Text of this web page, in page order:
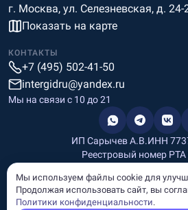
г. Москва, ул. Селезневская, д. 24-
Показать на карте
КОНТАКТЫ
+7 (495) 502-41-50
intergidru@yandex.ru
Мы на связи c 10 до 21
ИП Сарычев А.В.ИНН
Реестровый номер РТА
Информация, размещённая на сайте,
характер и не является рекламой
Мы используем файлы cookie для
Продолжая использовать сайт, вы
Политики конфиденциальности.